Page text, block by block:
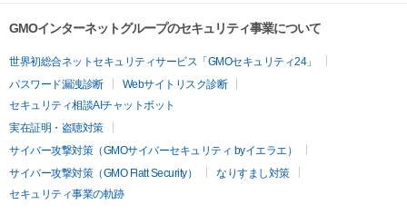
GMOインターネットグループのセキュリティ事業について
世界初総合ネットセキュリティサービス「GMOセキュリティ24」
パスワード漏洩診断
Webサイトリスク診断
セキュリティ相談AIチャットボット
実在証明・盗聴対策
サイバー攻撃対策（GMOサイバーセキュリティ byイエラエ）
サイバー攻撃対策（GMO Flatt Security）
なりすまし対策
セキュリティ事業の軌跡